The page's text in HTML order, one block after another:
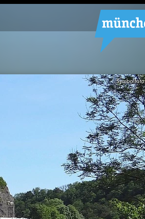
Symbolfoto